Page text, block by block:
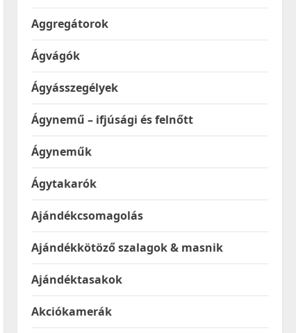
Aggregátorok
Ágvágók
Ágyásszegélyek
Ágynemű – ifjúsági és felnőtt
Ágyneműk
Ágytakarók
Ajándékcsomagolás
Ajándékkötöző szalagok & masnik
Ajándéktasakok
Akciókamerák